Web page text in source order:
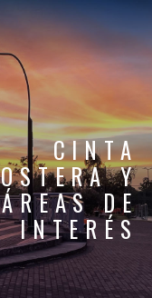
CINTA
Y
ÁREAS DE
INTERÉS